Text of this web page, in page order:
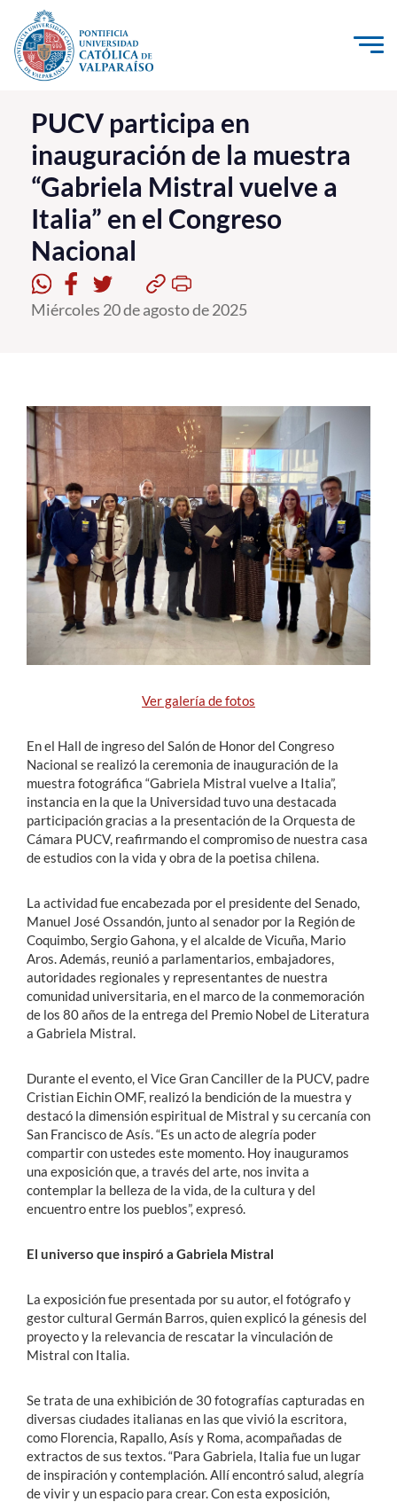
Click acá para ir directamente al contenido
La Universidad
Investigación, Creación e Innovación
PUCV Internacional
Vinculación con el Medio
Admisión
Pregrado
Estudiantes
Académicos
Funcionarios
Alumni
English
PUCV participa en
inauguración de la muestra
“Gabriela Mistral vuelve a
Italia” en el Congreso
Nacional
Miércoles 20 de agosto de 2025
Ver galería de fotos
En el Hall de ingreso del Salón de Honor del Congreso
Nacional se realizó la ceremonia de inauguración de la
muestra fotográfica “Gabriela Mistral vuelve a Italia”,
instancia en la que la Universidad tuvo una destacada
participación gracias a la presentación de la Orquesta de
Cámara PUCV, reafirmando el compromiso de nuestra casa
de estudios con la vida y obra de la poetisa chilena.
La actividad fue encabezada por el presidente del Senado,
Manuel José Ossandón, junto al senador por la Región de
Coquimbo, Sergio Gahona, y el alcalde de Vicuña, Mario
Aros. Además, reunió a parlamentarios, embajadores,
autoridades regionales y representantes de nuestra
comunidad universitaria, en el marco de la conmemoración
de los 80 años de la entrega del Premio Nobel de Literatura
a Gabriela Mistral.
Durante el evento, el Vice Gran Canciller de la PUCV, padre
Cristian Eichin OMF, realizó la bendición de la muestra y
destacó la dimensión espiritual de Mistral y su cercanía con
San Francisco de Asís. “Es un acto de alegría poder
compartir con ustedes este momento. Hoy inauguramos
una exposición que, a través del arte, nos invita a
contemplar la belleza de la vida, de la cultura y del
encuentro entre los pueblos”, expresó.
El universo que inspiró a Gabriela Mistral
La exposición fue presentada por su autor, el fotógrafo y
gestor cultural Germán Barros, quien explicó la génesis del
proyecto y la relevancia de rescatar la vinculación de
Mistral con Italia.
Se trata de una exhibición de 30 fotografías capturadas en
diversas ciudades italianas en las que vivió la escritora,
como Florencia, Rapallo, Asís y Roma, acompañadas de
extractos de sus textos. “Para Gabriela, Italia fue un lugar
de inspiración y contemplación. Allí encontró salud, alegría
de vivir y un espacio para crear. Con esta exposición,